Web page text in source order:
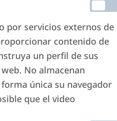
por servicios externos de
contenido de
un perfil de sus
No almacenan
única su navegador
que el video